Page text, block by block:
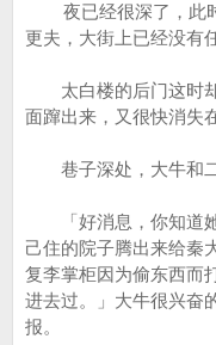
夜已经很深了，此时
更夫，大街上已经没有
太白楼的后门这时却
面蹿出来，又很快消失
巷子深处，大牛和二
「好消息，你知道她
己住的院子腾出来给秦
复李掌柜因为偷东西而
进去过。」大牛很兴奋
报。